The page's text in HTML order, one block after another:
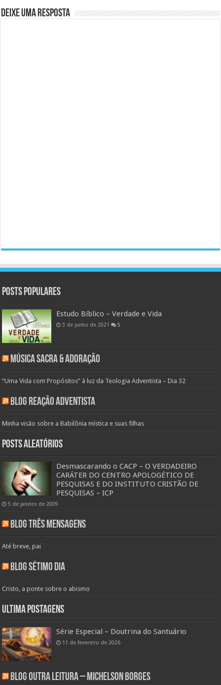
Deixe uma resposta
Posts populares
Estudo Bíblico – Verdade e Vida
3 de junho de 2021 5
Música Sacra & Adoração
“Uma Vida com Propósitos” à luz da Teologia Adventista – Dia 32
Blog Reação Adventista
Minha visão sobre a Babilônia mística e suas filhas
Posts aleatórios
Desmascarando o CACP – O VERDADEIRO
CARÁTER DO CENTRO APOLOGÉTICO DE
PESQUISAS E DO INSTITUTO CRISTÃO DE
PESQUISAS – ICP
5 de janeiro de 2009
Blog Três Mensagens
Até breve, pai
Blog Sétimo Dia
Cristo, a ponte sobre o abismo
Ultima Postagens
Série Especial – Doutrina do Santuário
11 de fevereiro de 2026
Blog Outra Leitura – Michelson Borges